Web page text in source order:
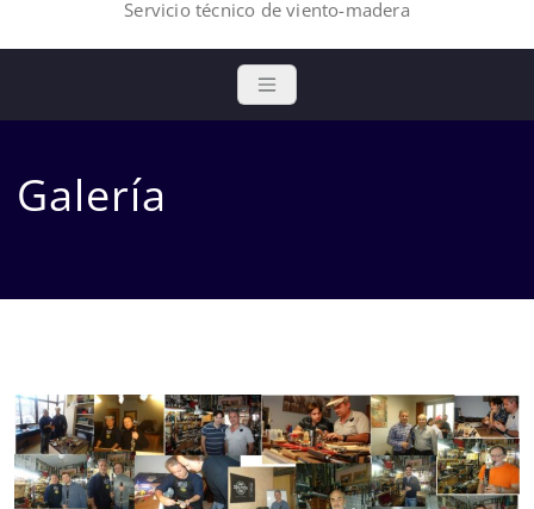
Servicio técnico de viento-madera
Galería